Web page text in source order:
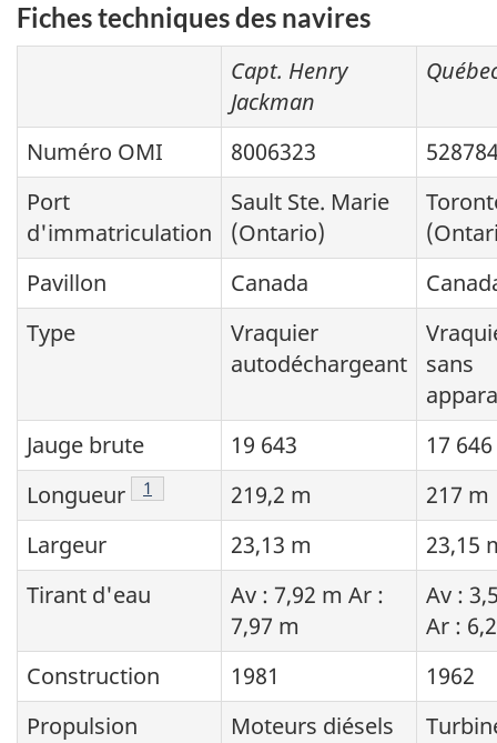
Fiches techniques des navires
Capt. Henry
Jackman
Numéro OMI 8006323
Port
d'immatriculation
Sault Ste. Marie
(Ontario)
Pavillon
Canada
Type
Vraquier
autodéchargeant
sans
Jauge brute
19 643
17 646
Longueur
Note de bas de page
1 219,2 m
217 m
Largeur
23,13 m
23,15
Tirant d'eau
Av : 7,92 m Ar :
7,97 m
Av :
Ar :
Construction
1981
1962
Propulsion
Moteurs diésels